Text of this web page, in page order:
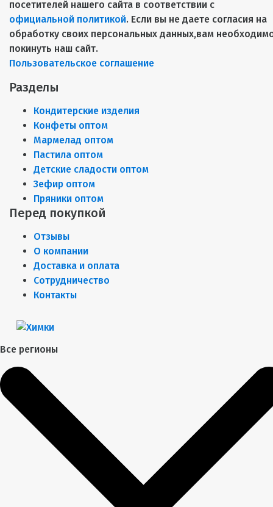
посетителей нашего сайта в соответствии с
официальной политикой. Если вы не даете согласия на
обработку своих персональных данных,вам
покинуть наш сайт.
Пользовательское соглашение
Разделы
Кондитерские изделия
Конфеты оптом
Мармелад оптом
Пастила оптом
Детские сладости оптом
Зефир оптом
Пряники оптом
Перед покупкой
Отзывы
О компании
Доставка и оплата
Сотрудничество
Контакты
Все регионы